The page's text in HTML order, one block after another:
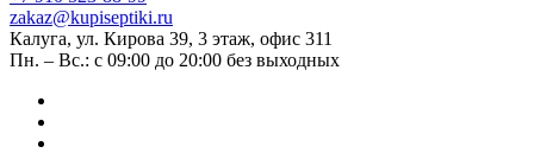
zakaz@kupiseptiki.ru
Калуга, ул. Кирова 39, 3 этаж, офис 311
Пн. – Вс.: с 09:00 до 20:00 без выходных